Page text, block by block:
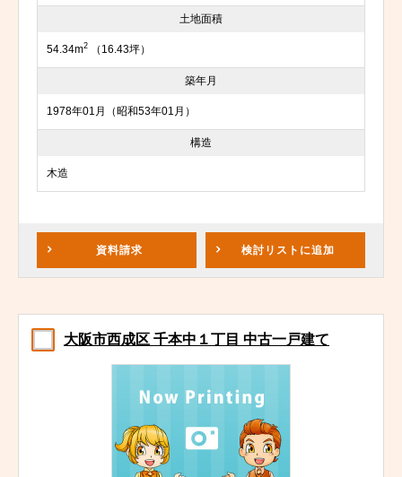
土地面積
54.34m2 （16.43坪）
築年月
1978年01月（昭和53年01月）
構造
木造
資料請求 検討リスト に追加
大阪市西成区 千本中１丁目 中古一戸建て